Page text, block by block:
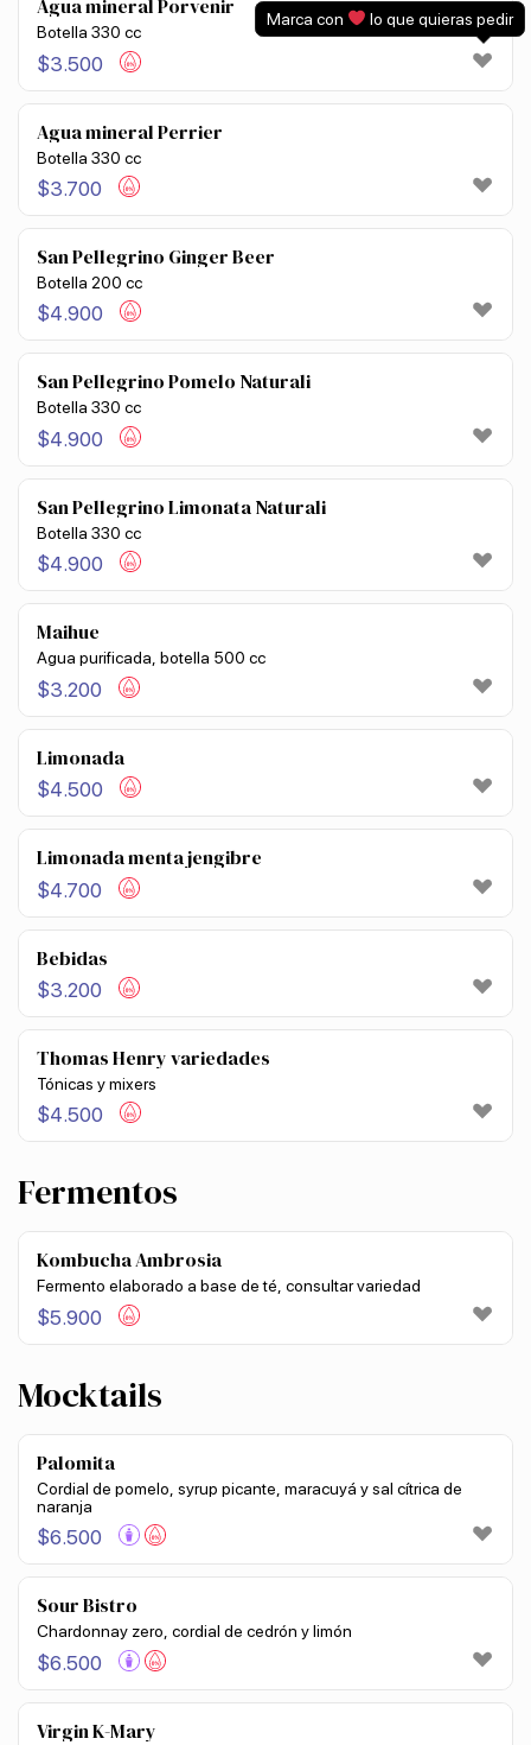
Agua mineral Porvenir
Botella 330 cc
$3.500
Agua mineral Perrier
Botella 330 cc
$3.700
San Pellegrino Ginger Beer
Botella 200 cc
$4.900
San Pellegrino Pomelo Naturali
Botella 330 cc
$4.900
San Pellegrino Limonata Naturali
Botella 330 cc
$4.900
Maihue
Agua purificada, botella 500 cc
$3.200
Limonada
$4.500
Limonada menta jengibre
$4.700
Bebidas
$3.200
Thomas Henry variedades
Tónicas y mixers
$4.500
Fermentos
Kombucha Ambrosia
Fermento elaborado a base de té, consultar variedad
$5.900
Mocktails
Palomita
Cordial de pomelo, syrup picante, maracuyá y sal cítrica de
naranja
$6.500
Sour Bistro
Chardonnay zero, cordial de cedrón y limón
$6.500
Virgin K-Mary
Marca con lo que quieras pedir